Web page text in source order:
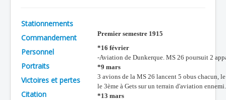
Avions
Personnels
Formation
Doctrines
Stationnements
Commandement
Personnel
Portraits
Victoires et pertes
Citation
Premier semestre 1915
*16 février
-Aviation de Dunkerque. MS 26 poursuit 2
*9 mars
3 avions de la MS 26 lancent 5 obus chacun,
le 3ème à Gets sur un terrain d'aviation ennemi.
*13 mars